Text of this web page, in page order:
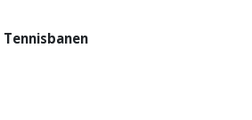
Tennisbanen